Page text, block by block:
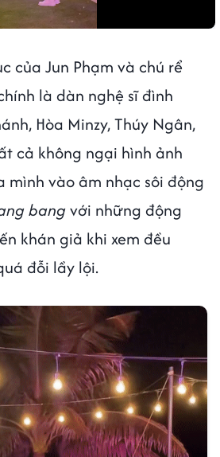
của Jun Phạm và chú rể
là dàn nghệ sĩ đình
Hòa Minzy, Thúy Ngân,
cả không ngại hình ảnh
mình vào âm nhạc sôi động
bangvới những động
khán giả khi xem đều
đỗi lầy lội.